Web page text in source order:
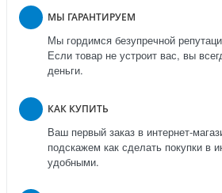
МЫ ГАРАНТИРУЕМ
Мы гордимся безупречной
Если товар не устроит вас, вы
деньги.
КАК КУПИТЬ
Ваш первый заказ в интернет-
подскажем как сделать покупки в
удобными.